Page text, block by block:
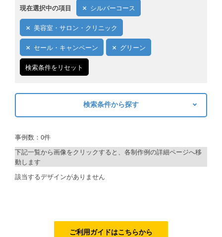
デザイン制作例
ご利用料金
ご利用ガイド
ご利用の流れ
キャンセルについて
資料をダウンロード
ご利用規約
現在選択中の項目 シルバーコース
美容室・サロン・クリニック
セール・キャンペーン グリーン
検索条件をリセット
検索条件から探す
制作プランで探す
シルバーコース
事例数：0件
下記一覧から画像をクリックすると、各制作例の詳細ページへ移
動します
該当するデザインがありません
ご利用ガイドはこちらから